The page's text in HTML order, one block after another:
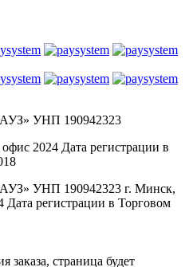
УНП 190942323
2024 Дата регистрации в
УНП 190942323 г. Минск,
регистрации в Торговом
заказа, страница будет